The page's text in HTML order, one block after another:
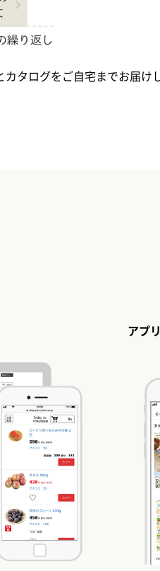
タログをご自宅までお届け
アプ